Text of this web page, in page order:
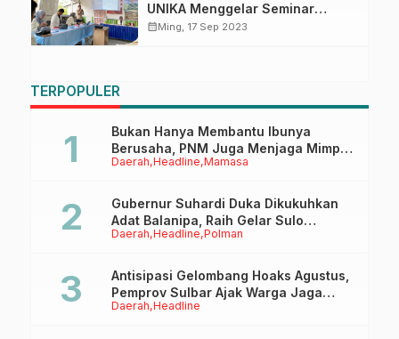
UNIKA Menggelar Seminar
Pelayanan Publik
calendar_monthMing, 17 Sep 2023
TERPOPULER
Daerah Headline Mamasa
Bukan Hanya Membantu Ibunya
Berusaha, PNM Juga Menjaga Mimpi
Anaknya Untuk Menggapai Cita-Cita
Daerah Headline Polman
Gubernur Suhardi Duka Dikukuhkan
Adat Balanipa, Raih Gelar Sulo
Tappidena
Daerah Headline
Antisipasi Gelombang Hoaks Agustus,
Pemprov Sulbar Ajak Warga Jaga
Ruang Digital